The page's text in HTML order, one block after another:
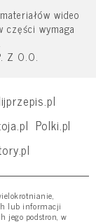
wideo
wymaga
Z O.O.
Polki.pl
lub informacji
jego podstron, w